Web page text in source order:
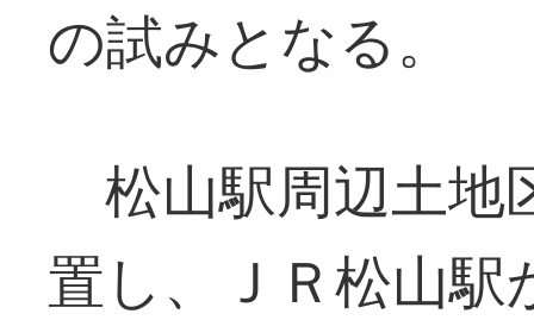
の試みとなる。
松山駅周辺土地
置し、ＪＲ松山駅